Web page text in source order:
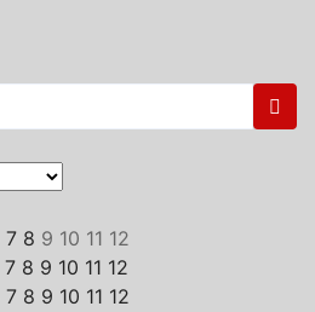
7 8 9 10 11 12
7 8 9 10 11 12
7 8 9 10 11 12